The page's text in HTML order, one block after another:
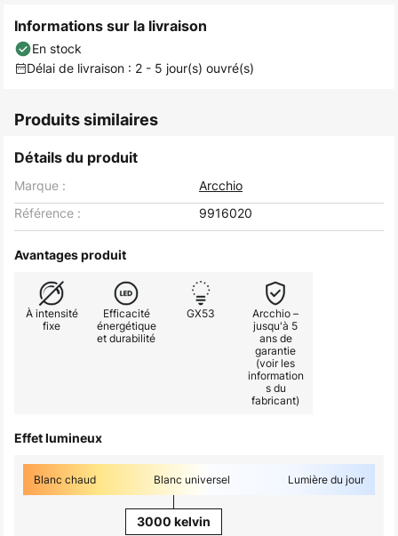
Informations sur la livraison
En stock
Délai de livraison : 2 - 5 jour(s) ouvré(s)
Produits similaires
Détails du produit
Marque :
Arcchio
Référence :
9916020
Avantages produit
À intensité
fixe
Efficacité
énergétique
et durabilité
GX53
Arcchio –
jusqu'à 5
ans de
garantie
(voir les
information
s du
fabricant)
Effet lumineux
Blanc chaud Blanc universel Lumière du jour
3000 kelvin